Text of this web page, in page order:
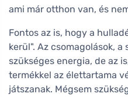
ami már otthon van, és
Fontos az is, hogy a
kerül". Az csomagolások,
szükséges energia, de az
termékkel az élettartama
játszanak. Mégsem